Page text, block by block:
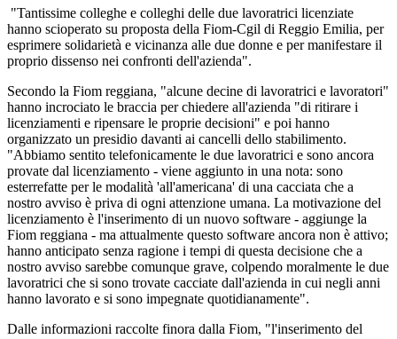
"Tantissime colleghe e colleghi delle due lavoratrici licenziate
hanno scioperato su proposta della Fiom-Cgil di Reggio Emilia, per
esprimere solidarietà e vicinanza alle due donne e per manifestare il
proprio dissenso nei confronti dell'azienda".
Secondo la Fiom reggiana, "alcune decine di lavoratrici e lavoratori"
hanno incrociato le braccia per chiedere all'azienda "di ritirare i
licenziamenti e ripensare le proprie decisioni" e poi hanno
organizzato un presidio davanti ai cancelli dello stabilimento.
"Abbiamo sentito telefonicamente le due lavoratrici e sono ancora
provate dal licenziamento - viene aggiunto in una nota: sono
esterrefatte per le modalità 'all'americana' di una cacciata che a
nostro avviso è priva di ogni attenzione umana. La motivazione del
licenziamento è l'inserimento di un nuovo software - aggiunge la
Fiom reggiana - ma attualmente questo software ancora non è attivo;
hanno anticipato senza ragione i tempi di questa decisione che a
nostro avviso sarebbe comunque grave, colpendo moralmente le due
lavoratrici che si sono trovate cacciate dall'azienda in cui negli anni
hanno lavorato e si sono impegnate quotidianamente".
Dalle informazioni raccolte finora dalla Fiom, "l'inserimento del